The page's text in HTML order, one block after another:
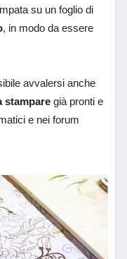
su un foglio di
, in modo da essere
avvalersi anche
stampare già pronti e
e nei forum